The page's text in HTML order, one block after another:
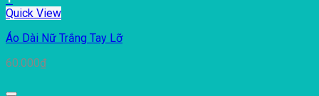
Quick View
Áo Dài Nữ Trắng Tay Lỡ
60.000₫